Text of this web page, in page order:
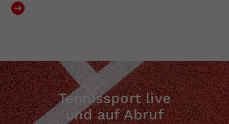
Tennissport live
und auf Abruf